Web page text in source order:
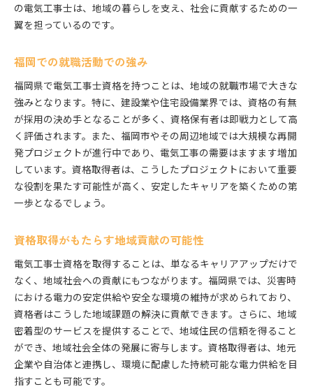
の電気工事士は、地域の暮らしを支え、社会に貢献するための一
翼を担っているのです。
福岡での就職活動での強み
福岡県で電気工事士資格を持つことは、地域の就職市場で大きな
強みとなります。特に、建設業や住宅設備業界では、資格の有無
が採用の決め手となることが多く、資格保有者は即戦力として高
く評価されます。また、福岡市やその周辺地域では大規模な再開
発プロジェクトが進行中であり、電気工事の需要はますます増加
しています。資格取得者は、こうしたプロジェクトにおいて重要
な役割を果たす可能性が高く、安定したキャリアを築くための第
一歩となるでしょう。
資格取得がもたらす地域貢献の可能性
電気工事士資格を取得することは、単なるキャリアアップだけで
なく、地域社会への貢献にもつながります。福岡県では、災害時
における電力の安定供給や安全な環境の維持が求められており、
資格者はこうした地域課題の解決に貢献できます。さらに、地域
密着型のサービスを提供することで、地域住民の信頼を得ること
ができ、地域社会全体の発展に寄与します。資格取得者は、地元
企業や自治体と連携し、環境に配慮した持続可能な電力供給を目
指すことも可能です。